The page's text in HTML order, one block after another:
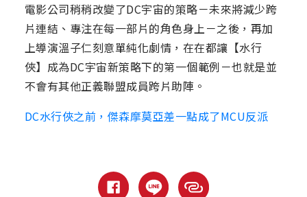
電影公司稍稍改變了DC宇宙的策略－未來將減少跨
片連結、專注在每一部片的角色身上－之後，再加
上導演溫子仁刻意單純化劇情，在在都讓【水行
俠】成為DC宇宙新策略下的第一個範例－也就是並
不會有其他正義聯盟成員跨片助陣。
DC水行俠之前，傑森摩莫亞差一點成了MCU反派